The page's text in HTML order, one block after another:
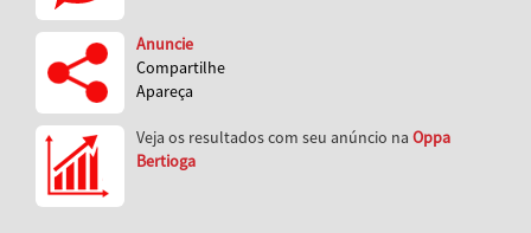
Anuncie
Compartilhe
Apareça
Veja os resultados com seu anúncio na Oppa
Bertioga